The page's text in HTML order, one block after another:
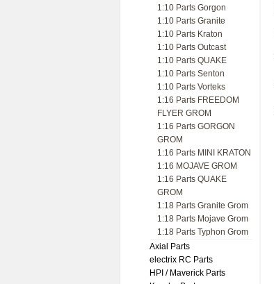
1:10 Parts Gorgon
1:10 Parts Granite
1:10 Parts Kraton
1:10 Parts Outcast
1:10 Parts QUAKE
1:10 Parts Senton
1:10 Parts Vorteks
1:16 Parts FREEDOM
FLYER GROM
1:16 Parts GORGON
GROM
1:16 Parts MINI KRATON
1:16 MOJAVE GROM
1:16 Parts QUAKE
GROM
1:18 Parts Granite Grom
1:18 Parts Mojave Grom
1:18 Parts Typhon Grom
Axial Parts
electrix RC Parts
HPI / Maverick Parts